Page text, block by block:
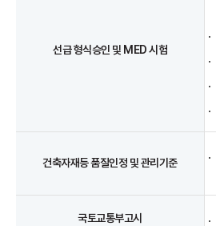
선급 형식승인 및 MED 시험
건축자재등 품질인정 및 관리기준
국토교통부고시